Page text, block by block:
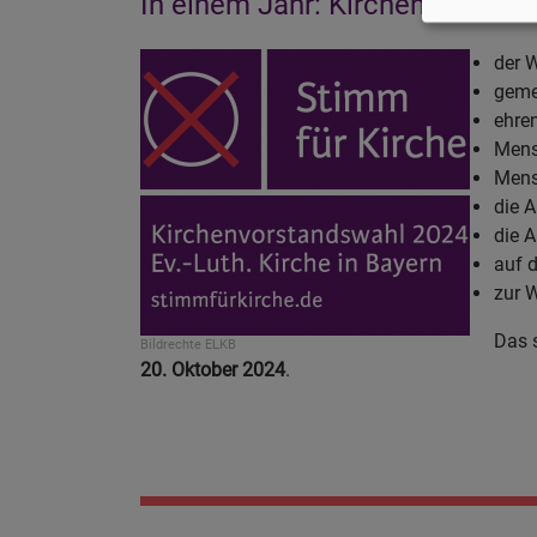
Bildrechte ELKB
der
die
die
auf
zur
Das
20. Oktober 2024.